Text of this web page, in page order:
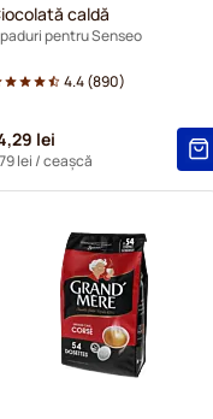
caldă
pentru Senseo
4.4(890)
lei
lei / ceașcă